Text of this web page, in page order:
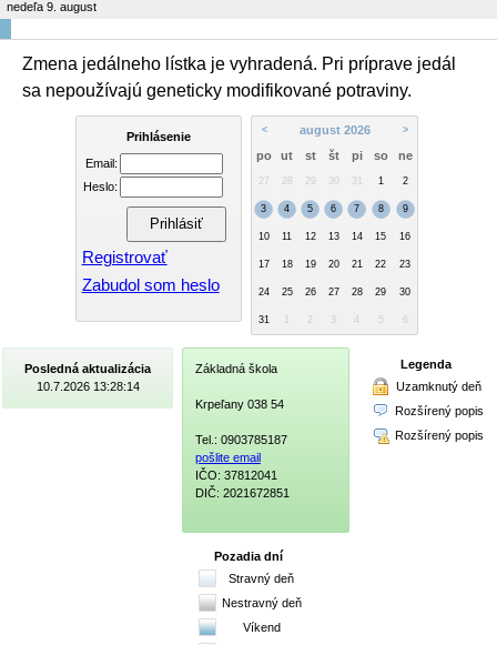
nedeľa 9. august
Zmena jedálneho lístka je vyhradená. Pri príprave jedál
sa nepoužívajú geneticky modifikované potraviny.
Prihlásenie
Email:
Heslo:
Registrovať
Zabudol som heslo
< august 2026 >
po ut st št pi so ne
27 28 29 30 31 1 2
3 4 5 6 7 8 9
10 11 12 13 14 15 16
17 18 19 20 21 22 23
24 25 26 27 28 29 30
31 2 3 4 5 6
Posledná aktualizácia
10.7.2026 13:28:14
Základná škola
Krpeľany 038 54
Tel.: 0903785187
pošlite email
IČO: 37812041
DIČ: 2021672851
Legenda
Uzamknutý deň
Rozšírený popis
Rozšírený popis
Pozadia dní
Stravný deň
Nestravný deň
Víkend